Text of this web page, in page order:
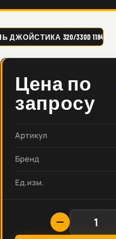
ДЖОЙСТИКА 320/330D 1184086
Цена по
запросу
Артикул
Бренд
Ед.изм.